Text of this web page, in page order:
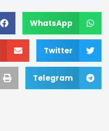
WhatsApp
Twitter
Telegram